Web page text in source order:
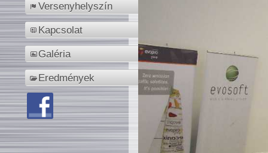
Versenyhelyszín
Kapcsolat
Galéria
Eredmények